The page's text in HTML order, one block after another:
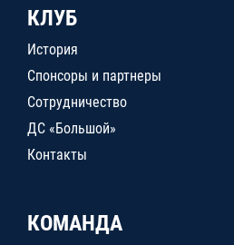
КЛУБ
История
Спонсоры и партнеры
Сотрудничество
ДС «Большой»
Контакты
КОМАНДА